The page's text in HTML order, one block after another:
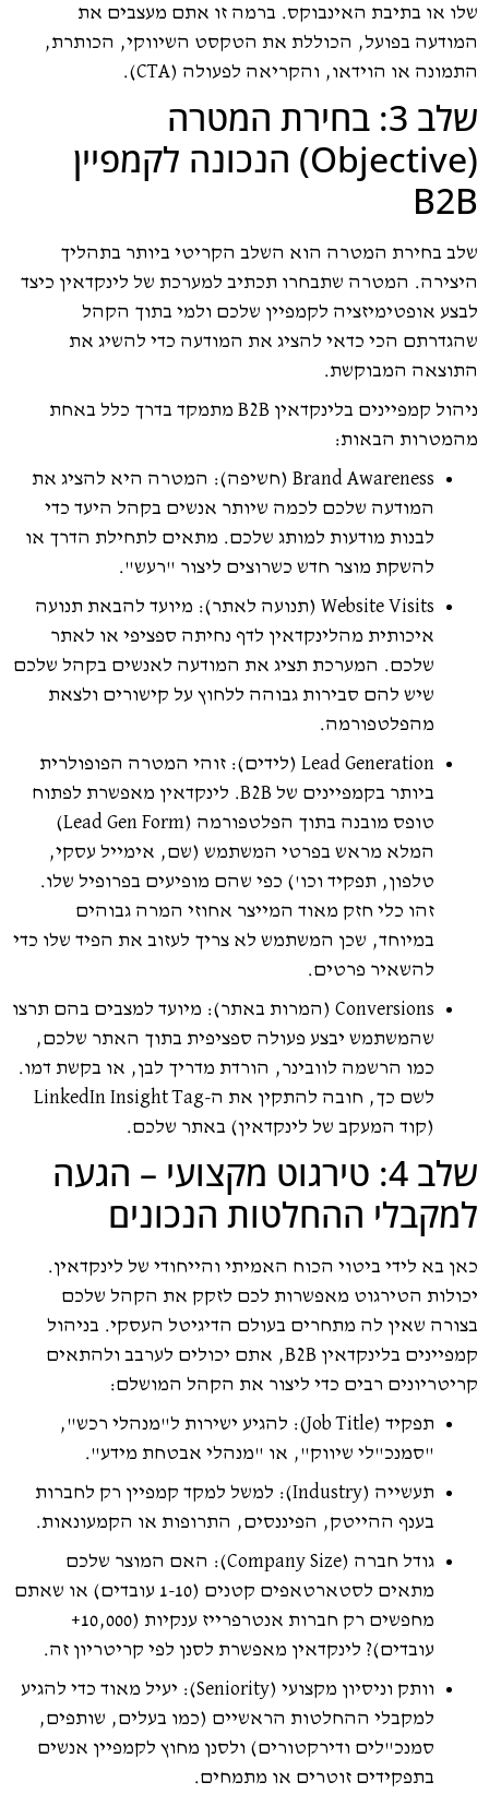
שלו או בתיבת האינבוקס. ברמה זו אתם מעצבים את
המודעה בפועל, הכוללת את הטקסט השיווקי, הכותרת,
התמונה או הוידאו, והקריאה לפעולה (CTA).
שלב 3: בחירת המטרה
(Objective) הנכונה לקמפיין
B2B
שלב בחירת המטרה הוא השלב הקריטי ביותר בתהליך
היצירה. המטרה שתבחרו תכתיב למערכת של לינקדאין כיצד
לבצע אופטימיזציה לקמפיין שלכם ולמי בתוך הקהל
שהגדרתם הכי כדאי להציג את המודעה כדי להשיג את
התוצאה המבוקשת.
ניהול קמפיינים בלינקדאין B2B מתמקד בדרך כלל באחת
מהמטרות הבאות:
Brand Awareness (חשיפה): המטרה היא להציג את
המודעה שלכם לכמה שיותר אנשים בקהל היעד כדי
לבנות מודעות למותג שלכם. מתאים לתחילת הדרך או
להשקת מוצר חדש כשרוצים ליצור "רעש".
Website Visits (תנועה לאתר): מיועד להבאת תנועה
איכותית מהלינקדאין לדף נחיתה ספציפי או לאתר
שלכם. המערכת תציג את המודעה לאנשים בקהל שלכם
שיש להם סבירות גבוהה ללחוץ על קישורים ולצאת
מהפלטפורמה.
Lead Generation (לידים): זוהי המטרה הפופולרית
ביותר בקמפיינים של B2B. לינקדאין מאפשרת לפתוח
טופס מובנה בתוך הפלטפורמה (Lead Gen Form)
המלא מראש בפרטי המשתמש (שם, אימייל עסקי,
טלפון, תפקיד וכו') כפי שהם מופיעים בפרופיל שלו.
זהו כלי חזק מאוד המייצר אחוזי המרה גבוהים
במיוחד, שכן המשתמש לא צריך לעזוב את הפיד שלו כדי
להשאיר פרטים.
Conversions (המרות באתר): מיועד למצבים בהם תרצו
שהמשתמש יבצע פעולה ספציפית בתוך האתר שלכם,
כמו הרשמה לוובינר, הורדת מדריך לבן, או בקשת דמו.
לשם כך, חובה להתקין את ה-LinkedIn Insight Tag
(קוד המעקב של לינקדאין) באתר שלכם.
שלב 4: טירגוט מקצועי – הגעה
למקבלי ההחלטות הנכונים
כאן בא לידי ביטוי הכוח האמיתי והייחודי של לינקדאין.
יכולות הטירגוט מאפשרות לכם לזקק את הקהל שלכם
בצורה שאין לה מתחרים בעולם הדיגיטל העסקי. בניהול
קמפיינים בלינקדאין B2B, אתם יכולים לערבב ולהתאים
קריטריונים רבים כדי ליצור את הקהל המושלם:
תפקיד (Job Title): להגיע ישירות ל"מנהלי רכש",
"סמנכ"לי שיווק", או "מנהלי אבטחת מידע".
תעשייה (Industry): למשל למקד קמפיין רק לחברות
בענף ההייטק, הפיננסים, התרופות או הקמעונאות.
גודל חברה (Company Size): האם המוצר שלכם
מתאים לסטארטאפים קטנים (1-10 עובדים) או שאתם
מחפשים רק חברות אנטרפרייז ענקיות (10,000+
עובדים)? לינקדאין מאפשרת לסנן לפי קריטריון זה.
וותק וניסיון מקצועי (Seniority): יעיל מאוד כדי להגיע
למקבלי ההחלטות הראשיים (כמו בעלים, שותפים,
סמנכ"לים ודירקטורים) ולסנן מחוץ לקמפיין אנשים
בתפקידים זוטרים או מתמחים.